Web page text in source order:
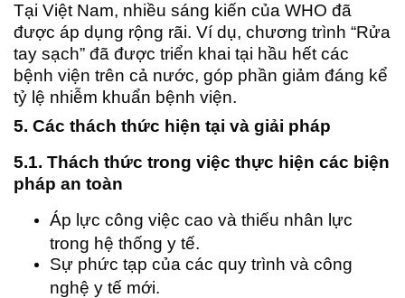
Tại Việt Nam, nhiều sáng kiến của WHO đã
được áp dụng rộng rãi. Ví dụ, chương trình “Rửa
tay sạch” đã được triển khai tại hầu hết các
bệnh viện trên cả nước, góp phần giảm đáng kể
tỷ lệ nhiễm khuẩn bệnh viện.
5. Các thách thức hiện tại và giải pháp
5.1. Thách thức trong việc thực hiện các biện
pháp an toàn
Áp lực công việc cao và thiếu nhân lực
trong hệ thống y tế.
Sự phức tạp của các quy trình và công
nghệ y tế mới.